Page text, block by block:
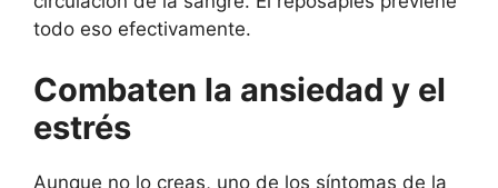
todo eso efectivamente.
Combaten la ansiedad y el
estrés
Aunque no lo creas, uno de los síntomas de la